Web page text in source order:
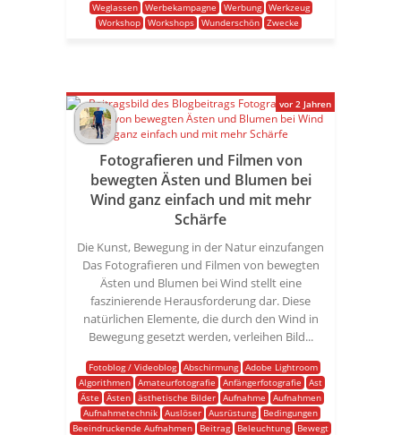
Weglassen
Werbekampagne Werbung
Werkzeug
Workshop
Workshops Wunderschön Zwecke
Fotografieren und Filmen von
bewegten Ästen und Blumen bei
Wind ganz einfach und mit mehr
Schärfe
Die Kunst, Bewegung in der Natur einzufangen
Das Fotografieren und Filmen von bewegten
Ästen und Blumen bei Wind stellt eine
faszinierende Herausforderung dar. Diese
natürlichen Elemente, die durch den Wind in
Bewegung gesetzt werden, verleihen Bild...
Fotoblog / Videoblog Abschirmung
Adobe Lightroom
Algorithmen Amateurfotografie Anfängerfotografie
Ast
Äste
Ästen ästhetische Bilder Aufnahme
Aufnahmen
Aufnahmetechnik Auslöser Ausrüstung
Bedingungen
Beeindruckende Aufnahmen
Beitrag Beleuchtung
Bewegt
vor 2 Jahren